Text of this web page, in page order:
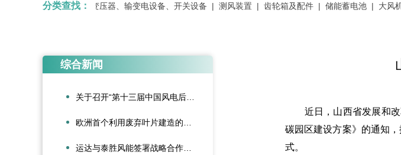
分类查找：
运输、维修服务 | 变压器、输变电设备、开关设备 | 测风装置 | 齿轮箱及配件 | 储能蓄电池 | 大风机 |
综合新闻
近日，山西省发展和改
碳园区建设方案》的通知
式。